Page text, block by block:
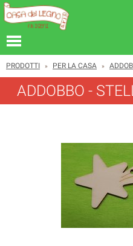
PRODOTTI » PER LA CASA »
ADDOBBO -